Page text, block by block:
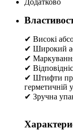
✔ Високі
✔ Широкий
✔
✔
✔ Штифти
герметичній
✔ Зручна